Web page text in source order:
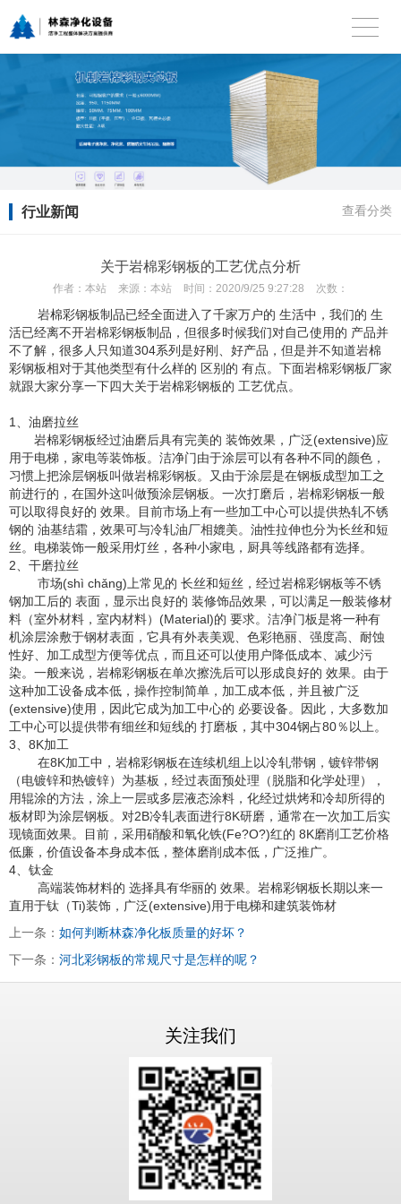
行业新闻 查看分类
关于岩棉彩钢板的工艺优点分析
作者： 本站 来源： 本站 时间： 2020/9/25 9:27:28 次数：
岩棉彩钢板制品已经全面进入了千家万户的 生活中，我们的 生
活已经离不开岩棉彩钢板制品，但很多时候我们对自己使用的 产品并
不了解，很多人只知道304系列是好刚、好产品，但是并不知道岩棉
彩钢板相对于其他类型有什么样的 区别的 有点。下面岩棉彩钢板厂家
就跟大家分享一下四大关于岩棉彩钢板的 工艺优点。
1、油磨拉丝
岩棉彩钢板经过油磨后具有完美的 装饰效果，广泛(extensive)应
用于电梯，家电等装饰板。洁净门由于涂层可以有各种不同的颜色，
习惯上把涂层钢板叫做岩棉彩钢板。又由于涂层是在钢板成型加工之
前进行的，在国外这叫做预涂层钢板。一次打磨后，岩棉彩钢板一般
可以取得良好的 效果。目前市场上有一些加工中心可以提供热轧不锈
钢的 油基结霜，效果可与冷轧油厂相媲美。油性拉伸也分为长丝和短
丝。电梯装饰一般采用灯丝，各种小家电，厨具等线路都有选择。
2、干磨拉丝
市场(shì chǎng)上常见的 长丝和短丝，经过岩棉彩钢板等不锈
钢加工后的 表面，显示出良好的 装修饰品效果，可以满足一般装修材
料（室外材料，室内材料）(Material)的 要求。洁净门板是将一种有
机涂层涂敷于钢材表面，它具有外表美观、色彩艳丽、强度高、耐蚀
性好、加工成型方便等优点，而且还可以使用户降低成本、减少污
染。一般来说，岩棉彩钢板在单次擦洗后可以形成良好的 效果。由于
这种加工设备成本低，操作控制简单，加工成本低，并且被广泛
(extensive)使用，因此它成为加工中心的 必要设备。因此，大多数加
工中心可以提供带有细丝和短线的 打磨板，其中304钢占80％以上。
3、8K加工
在8K加工中，岩棉彩钢板在连续机组上以冷轧带钢，镀锌带钢
（电镀锌和热镀锌）为基板，经过表面预处理（脱脂和化学处理），
用辊涂的方法，涂上一层或多层液态涂料，化经过烘烤和冷却所得的
板材即为涂层钢板。对2B冷轧表面进行8K研磨，通常在一次加工后实
现镜面效果。目前，采用硝酸和氧化铁(Fe?O?)红的 8K磨削工艺价格
低廉，价值设备本身成本低，整体磨削成本低，广泛推广。
4、钛金
高端装饰材料的 选择具有华丽的 效果。岩棉彩钢板长期以来一
直用于钛（Ti)装饰，广泛(extensive)用于电梯和建筑装饰材
上一条： 如何判断林森净化板质量的好坏？
下一条： 河北彩钢板的常规尺寸是怎样的呢？
关注我们